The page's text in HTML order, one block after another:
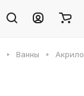
Ванны